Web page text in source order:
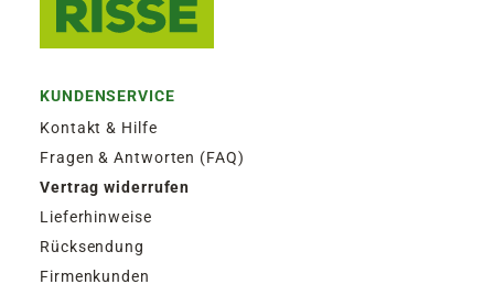
KUNDENSERVICE
Kontakt & Hilfe
Fragen & Antworten (FAQ)
Vertrag widerrufen
Lieferhinweise
Rücksendung
Firmenkunden